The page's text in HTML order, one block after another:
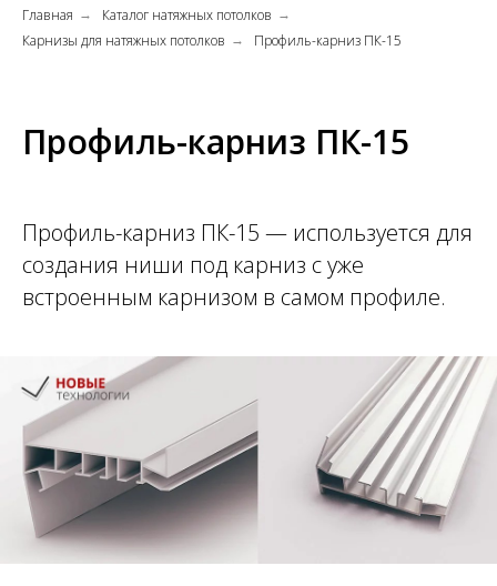
Главная → Каталог натяжных потолков →
Карнизы для натяжных потолков → Профиль-карниз ПК-15
Профиль-карниз ПК-15
Профиль-карниз ПК-15 — используется для
создания ниши под карниз с уже
встроенным карнизом в самом профиле.